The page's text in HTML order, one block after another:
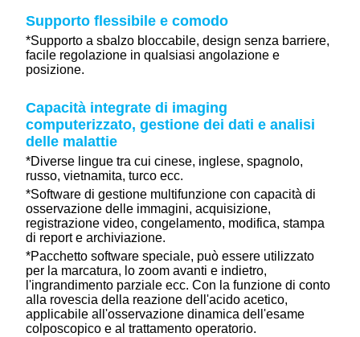
Supporto flessibile e comodo
*Supporto a sbalzo bloccabile, design senza barriere,
facile regolazione in qualsiasi angolazione e
posizione.
Capacità integrate di imaging
computerizzato, gestione dei dati e analisi
delle malattie
*Diverse lingue tra cui cinese, inglese, spagnolo,
russo, vietnamita, turco ecc.
*Software di gestione multifunzione con capacità di
osservazione delle immagini, acquisizione,
registrazione video, congelamento, modifica, stampa
di report e archiviazione.
*Pacchetto software speciale, può essere utilizzato
per la marcatura, lo zoom avanti e indietro,
l'ingrandimento parziale ecc. Con la funzione di conto
alla rovescia della reazione dell'acido acetico,
applicabile all'osservazione dinamica dell'esame
colposcopico e al trattamento operatorio.